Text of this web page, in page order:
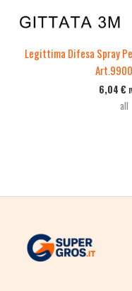
Legittima Difesa Spray
6,04 €
all